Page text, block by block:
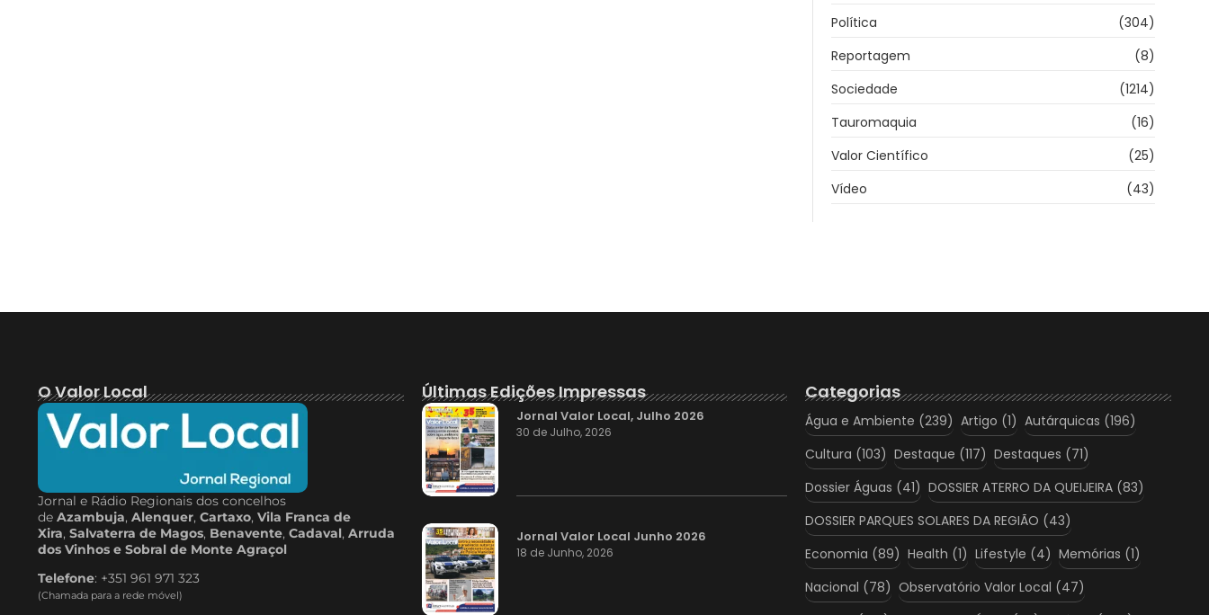
Política
(304)
Reportagem
(8)
Sociedade
(1214)
Tauromaquia
(16)
Valor Científico
(25)
Vídeo
(43)
O Valor Local
Jornal e Rádio Regionais dos concelhos
de Azambuja, Alenquer, Cartaxo, Vila Franca de
Xira, Salvaterra de Magos, Benavente, Cadaval, Arruda
dos Vinhos e Sobral de Monte Agraçol
Telefone: +351 961 971 323
(Chamada para a rede móvel)
Últimas Edições Impressas
Jornal Valor Local, Julho 2026
30 de Julho, 2026
Jornal Valor Local Junho 2026
18 de Junho, 2026
Categorias
Água e Ambiente (239) Artigo (1) Autárquicas (196)
Cultura (103) Destaque (117) Destaques (71)
Dossier Águas (41) DOSSIER ATERRO DA QUEIJEIRA (83)
DOSSIER PARQUES SOLARES DA REGIÃO (43)
Economia (89) Health (1) Lifestyle (4) Memórias (1)
Nacional (78) Observatório Valor Local (47)